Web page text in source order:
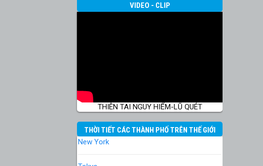
VIDEO - CLIP
THIÊN TAI NGUY HIỂM-LŨ QUÉT
THỜI TIẾT CÁC THÀNH PHỐ TRÊN THẾ GIỚI
New York